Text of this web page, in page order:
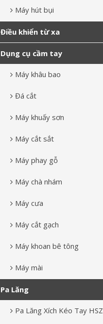
Máy hút bụi
Điều khiển từ xa
Dụng cụ cầm tay
Máy khâu bao
Đá cắt
Máy khuấy sơn
Máy cắt sắt
Máy phay gỗ
Máy chà nhám
Máy cưa
Máy cắt gạch
Máy khoan bê tông
Máy mài
Pa Lăng
Pa Lăng Xích Kéo Tay HSZ